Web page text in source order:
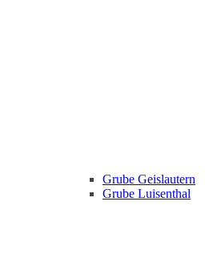
Grube Geislautern
Grube Luisenthal